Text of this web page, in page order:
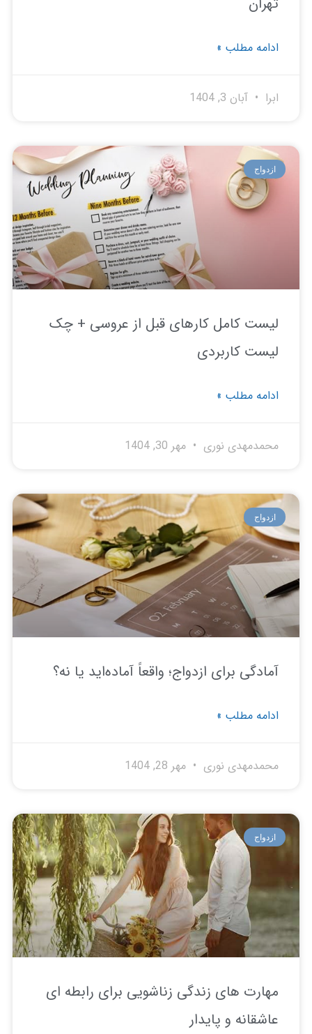
مطلب »
آبان 3, 1404
کامل کارهای قبل از عروسی + چک
کاربردی
مطلب »
نوری مهر 30, 1404
برای ازدواج؛ واقعاً آماده‌اید یا نه؟
مطلب »
نوری مهر 28, 1404
های زندگی زناشویی برای رابطه ای
و پایدار